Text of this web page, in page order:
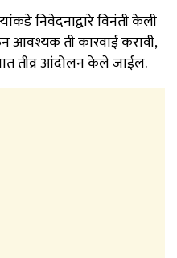
निवेदनाद्वारे विनंती केली
ती कारवाई करावी,
तीव्र आंदोलन केले जाईल.